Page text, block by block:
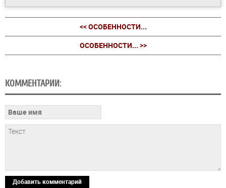
<< ОСОБЕННОСТИ...
ОСОБЕННОСТИ... >>
КОММЕНТАРИИ:
Добавить комментарий